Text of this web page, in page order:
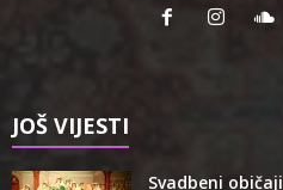
JOŠ VIJESTI
Svadbeni običaji